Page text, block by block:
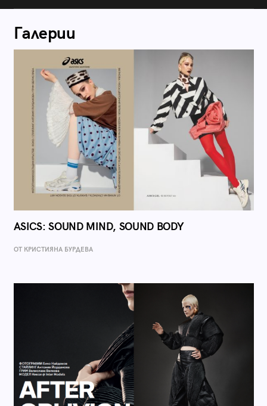
Галерии
ASICS: SOUND MIND, SOUND BODY
ОТ КРИСТИЯНА БУРДЕВА